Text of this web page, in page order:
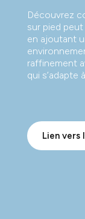
Découvrez
sur pied
en ajoutant
raffinement
qui s’adapte
Lien vers